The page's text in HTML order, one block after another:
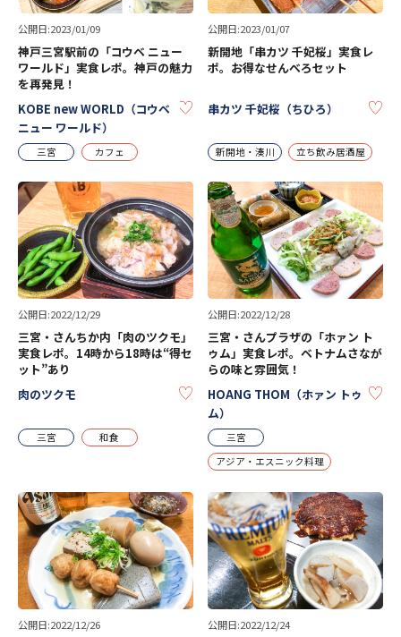
公開日:2023/01/09
神戸三宮駅前の「コウベ ニュー
ワールド」実食レポ。神戸の魅力
を再発見！
KOBE new WORLD（コウベ
ニュー ワールド）
KEEP
三宮 カフェ
公開日:2023/01/07
新開地「串カツ 千妃桜」実食レ
ポ。お得なせんべろセット
串カツ 千妃桜（ちひろ）
新開地・湊川 立ち飲み居酒屋
公開日:2022/12/29
三宮・さんちか内「肉のツクモ」
実食レポ。14時から18時は“得セ
ット”あり
肉のツクモ
KEEP
三宮 和食
公開日:2022/12/28
三宮・さんプラザの「ホァン ト
ゥム」実食レポ。ベトナムさなが
らの味と雰囲気！
HOANG THOM（ホァン トゥ
ム）
三宮
アジア・エスニック料理
公開日:2022/12/26 公開日:2022/12/24